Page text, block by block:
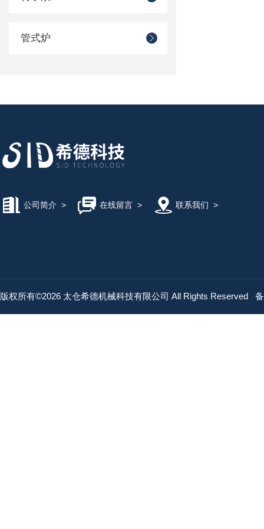
管式炉
公司简介 > 在线留言> 联系我们 >
版权所有©2026 太仓希德机械科技有限公司 All Rights Reserved